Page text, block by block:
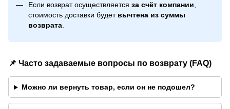
Если возврат осуществляется за счёт компании
стоимость доставки будет вычтена из суммы
возврата
📌 Часто задаваемые вопросы по возврату (FAQ)
Можно ли вернуть товар, если он не подошел?